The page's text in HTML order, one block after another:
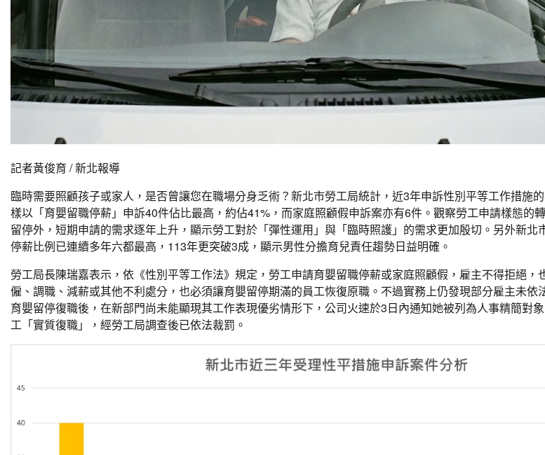
記者黃俊育 / 新北報導
臨時需要照顧孩子或家人，是否曾讓您在職場分身乏術？新北市勞工局統計，近3年申訴性別平等工作措施
樣以「育嬰留職停薪」申訴40件佔比最高，約佔41%，而家庭照顧假申訴案亦有6件。觀察勞工申請樣態的
留停外，短期申請的需求逐年上升，顯示勞工對於「彈性運用」與「臨時照護」的需求更加殷切。另外新北
停薪比例已連續多年六都最高，113年更突破3成，顯示男性分擔育兒責任趨勢日益明確。
勞工局長陳瑞嘉表示，依《性別平等工作法》規定，勞工申請育嬰留職停薪或家庭照顧假，雇主不得拒絕，
僱、調職、減薪或其他不利處分，也必須讓育嬰留停期滿的員工恢復原職。不過實務上仍發現部分雇主未依
育嬰留停復職後，在新部門尚未能顯現其工作表現優劣情形下，公司火速於3日內通知她被列為人事精簡對
工「實質復職」，經勞工局調查後已依法裁罰。